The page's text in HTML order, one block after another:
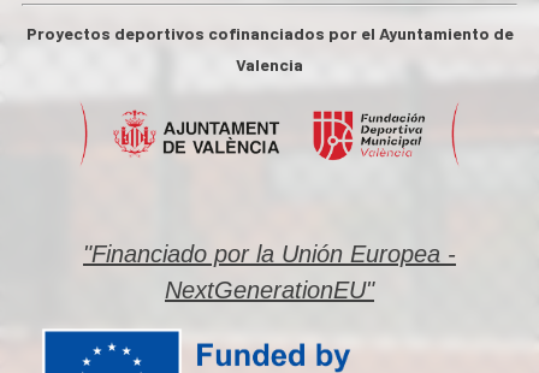
Proyectos deportivos cofinanciados por el Ayuntamiento de
Valencia
"Financiado por la Unión Europea -
NextGenerationEU"